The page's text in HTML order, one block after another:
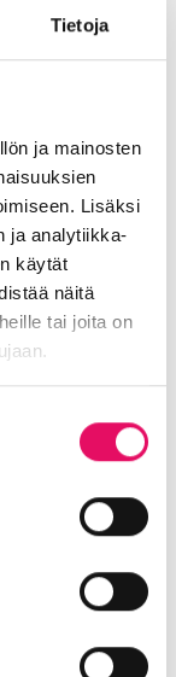
Tietoja
ja mainosten
Lisäksi
ja analytiikka-
käytät
näitä
tai joita on